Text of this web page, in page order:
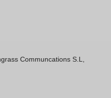
Communcations S.L,